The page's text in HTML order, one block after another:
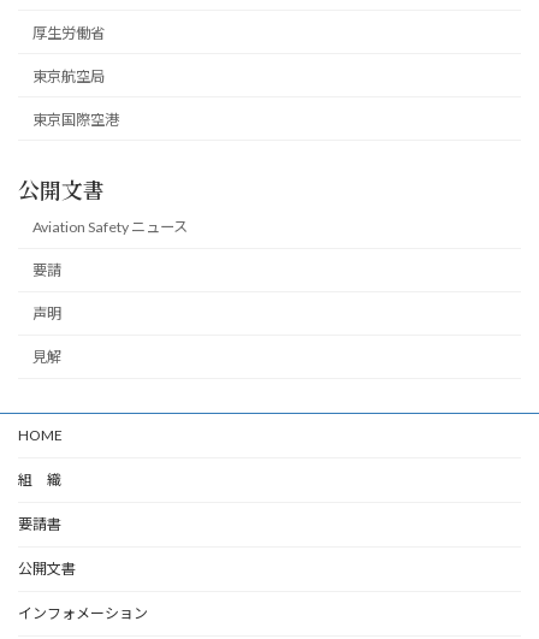
厚生労働省
東京航空局
東京国際空港
公開文書
Aviation Safety ニュース
要請
声明
見解
HOME
組 織
要請書
公開文書
インフォメーション